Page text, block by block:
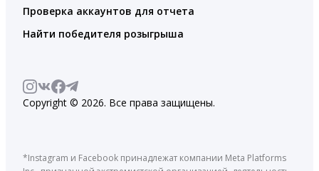
Проверка аккаунтов для отчета
Найти победителя розыгрыша
Copyright © 2026. Все права защищены.
*Instagram и Facebook принадлежат компании Meta Platforms